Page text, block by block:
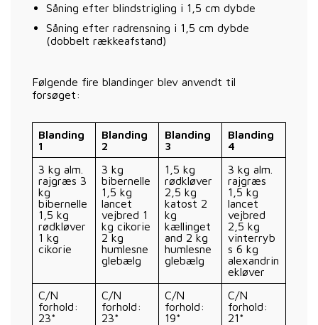
Såning efter blindstrigling i 1,5 cm dybde
Såning efter radrensning i 1,5 cm dybde
(dobbelt rækkeafstand)
Følgende fire blandinger blev anvendt til
forsøget:
Blanding
1
Blanding
2
Blanding
3
Blanding
4
3 kg alm.
rajgræs 3
kg
bibernelle
1,5 kg
rødkløver
1 kg
cikorie
3 kg
bibernelle
1,5 kg
lancet
vejbred 1
kg cikorie
2 kg
humlesne
glebælg
1,5 kg
rødkløver
2,5 kg
katost 2
kg
kællinget
and 2 kg
humlesne
glebælg
3 kg alm.
rajgræs
1,5 kg
lancet
vejbred
2,5 kg
vinterryb
s 6 kg
alexandrin
ekløver
C/N
forhold:
23*
C/N
forhold:
23*
C/N
forhold:
19*
C/N
forhold:
21*